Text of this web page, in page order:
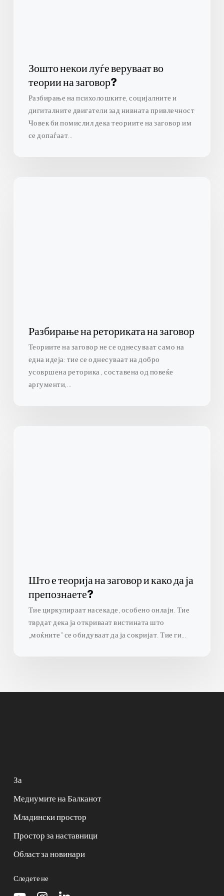
Зошто некои луѓе веруваат во
теории на заговор?
Разбирање на психолошките, социјалните и
дигиталните двигатели зад нивната привлечност
Човек би помислил дека теориите на заговор им
се допаѓаат…
Разбирање на реториката на заговор
Теориите на заговор не се однесуваат само на
една идеја: тие се однесуваат на добро
усовршена реторика , составена од повеќе
аргументи,…
Што е теорија на заговор и како да ја
препознаете?
Тие циркулираат насекаде, особено онлајн. Тие
тврдат дека ја откриваат вистината што
„моќните“ се обидуваат да ја сокријат. Тие ги…
За
Медиумите на Балканот
Младински простор
Простор за наставници
Област за новинари
Следете не